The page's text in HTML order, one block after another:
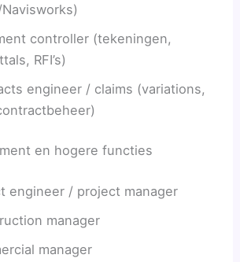
controller (tekeningen,
RFI’s)
engineer / claims (variations,
en hogere functies
engineer / project manager
manager
manager